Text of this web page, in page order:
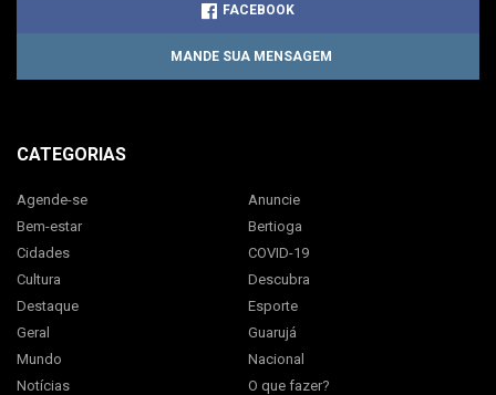
FACEBOOK
MANDE SUA MENSAGEM
CATEGORIAS
Agende-se
Anuncie
Bem-estar
Bertioga
Cidades
COVID-19
Cultura
Descubra
Destaque
Esporte
Geral
Guarujá
Mundo
Nacional
Notícias
O que fazer?